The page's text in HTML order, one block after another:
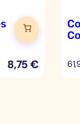
8,75€